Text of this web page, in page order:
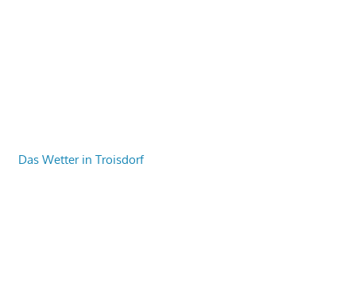
Das Wetter in Troisdorf